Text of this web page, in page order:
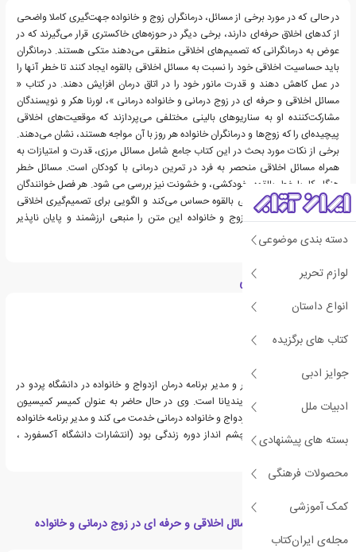
دسته بندی موضوعی
لوازم تحریر
انواع داستان
کتاب های برگزیده
جوایز ادبی
ادبیات ملل
بسته های پیشنهادی
محصولات فرهنگی
کمک آموزشی
مجله‌ی ایران‌کتاب
در حالی که در مورد برخی از مسائل، درمانگران زوج و خانواده جهت‌گیری کاملا واضحی
از کدهای اخلاق حرفه‌ای دارند، برخی دیگر در حوزه‌های خاکستری قرار می‌گیرند که در
عوض به درمانگرانی که تصمیم‌های اخلاقی منطقی می‌دهند متکی هستند. درمانگران
باید حساسیت اخلاقی خود را نسبت به مسائل اخلاقی بالقوه ایجاد کنند تا خطر آنها را
در عمل کاهش دهند و قدرت مانور خود را در اتاق درمان افزایش دهند. در کتاب «
مسائل اخلاقی و حرفه ای در زوج درمانی و خانواده درمانی »، لورنا هکر و نویسندگان
مشارکت‌کننده او به سناریوهای بالینی مختلفی می‌پردازند که موقعیت‌های اخلاقی
پیچیده‌ای را که زوج‌ها و درمانگران خانواده هر روز با آن مواجه هستند، نشان می‌دهند.
برخی از نکات مورد بحث در این کتاب جامع شامل مسائل مرزی، قدرت و امتیازات به
همراه مسائل اخلاقی منحصر به فرد در تمرین درمانی با کودکان است. مسائل خطر
هنگام کار با خطر بالقوه، خودکشی، و خشونت نیز بررسی می شود. هر فصل خوانندگان
را نسبت به مسائل اخلاقی بالقوه حساس می‌کند و الگویی برای تصمیم‌گیری اخلاقی
ارائه می‌دهد. درمانگران زوج و خانواده این متن را منبعی ارزشمند و پایان ناپذیر
خواهند یافت.
درباره مگان جی مورفی
مگان جی مورفی، دانشیار و مدیر برنامه درمان ازدواج و خانواده در دانشگاه پردو در
شمال غربی در هاموند، ایندیانا است. وی در حال حاضر به عنوان کمیسر کمیسیون
اعتبار بخشی به آموزش ازدواج و خانواده درمانی خدمت می کند و مدیر برنامه خانواده
ها در سراسر زمان: یک چشم انداز دوره زندگی بود (انتشارات دانشگاه آکسفورد ،
دسته بندی های کتاب مسائل اخلاقی و حرفه ای در زوج درمانی و خانواده
درمانی